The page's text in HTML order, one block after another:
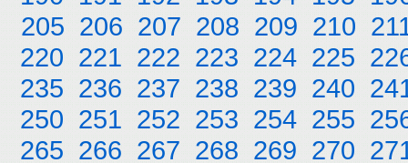
205 206 207 208 209 210
220 221 222 223 224 225
235 236 237 238 239 240
250 251 252 253 254 255
265 266 267 268 269 270